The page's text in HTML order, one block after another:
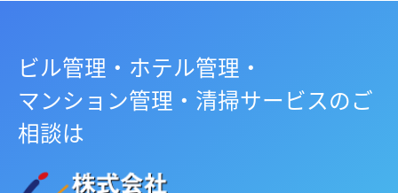
ビル管理・ホテル管理・
マンション管理・清掃サービスのご
相談は